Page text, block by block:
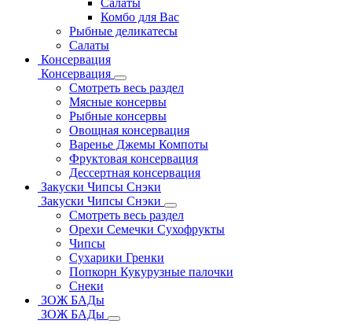
Салаты
Комбо для Вас
Рыбные деликатесы
Салаты
Консервация
Консервация
Смотреть весь раздел
Мясные консервы
Рыбные консервы
Овощная консервация
Варенье Джемы Компоты
Фруктовая консервация
Дессертная консервация
Закуски Чипсы Снэки
Закуски Чипсы Снэки
Смотреть весь раздел
Орехи Семечки Сухофрукты
Чипсы
Сухарики Гренки
Попкорн Кукурузные палочки
Снеки
ЗОЖ БАДы
ЗОЖ БАДы